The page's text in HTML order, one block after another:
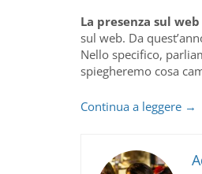
La presenza sul
sul web. Da
Nello specifico,
spiegheremo cosa
Continua a leggere →